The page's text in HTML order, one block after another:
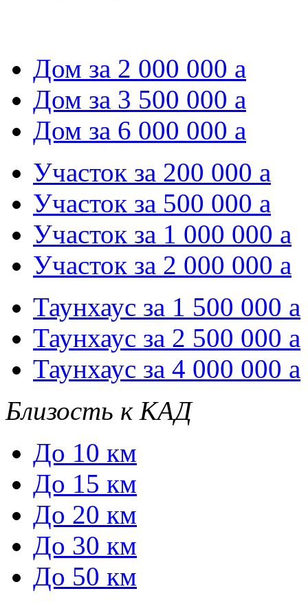
Дом за 2 000 000 a
Дом за 3 500 000 a
Дом за 6 000 000 a
Участок за 200 000 a
Участок за 500 000 a
Участок за 1 000 000 a
Участок за 2 000 000 a
Таунхаус за 1 500 000 a
Таунхаус за 2 500 000 a
Таунхаус за 4 000 000 a
Близость к КАД
До 10 км
До 15 км
До 20 км
До 30 км
До 50 км